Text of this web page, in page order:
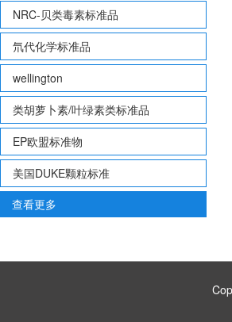
NRC-贝类毒素标准品
氘代化学标准品
wellington
类胡萝卜素/叶绿素类标准品
EP欧盟标准物
美国DUKE颗粒标准
查看更多